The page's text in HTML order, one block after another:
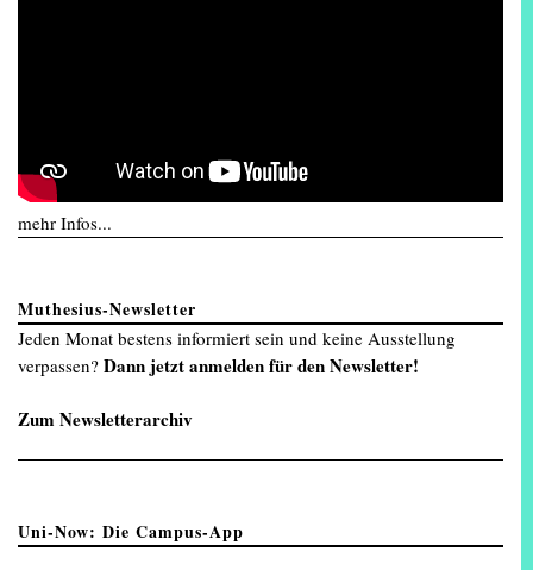
mehr Infos...
Muthesius-Newsletter
Jeden Monat bestens informiert sein und keine Ausstellung
verpassen? Dann jetzt anmelden für den Newsletter!
Zum Newsletterarchiv
Uni-Now: Die Campus-App